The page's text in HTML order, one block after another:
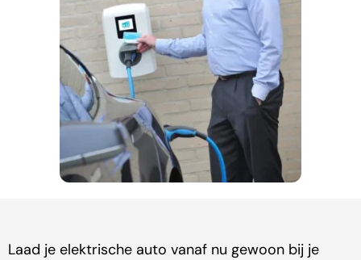
Laad je elektrische auto vanaf nu gewoon bij je